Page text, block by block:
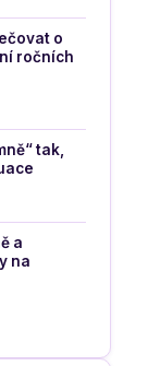
o
ročních
tak,
a
na